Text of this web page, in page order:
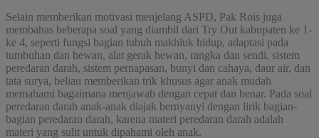
Selain memberikan motivasi menjelang ASPD, Pak Rois juga
membahas beberapa soal yang diambil dari Try Out kabupaten ke 1-
ke 4, seperti fungsi bagian tubuh makhluk hidup, adaptasi pada
tumbuhan dan hewan, alat gerak hewan, rangka dan sendi, sistem
peredaran darah, sistem pernapasan, bunyi dan cahaya, daur air, dan
tata surya, beliau memberikan trik khusus agar anak mudah
memahami bagaimana menjawab dengan cepat dan benar. Pada soal
peredaran darah anak-anak diajak bernyanyi dengan lirik bagian-
bagian peredaran darah, karena materi peredaran darah adalah
materi yang sulit untuk dipahami oleh anak.